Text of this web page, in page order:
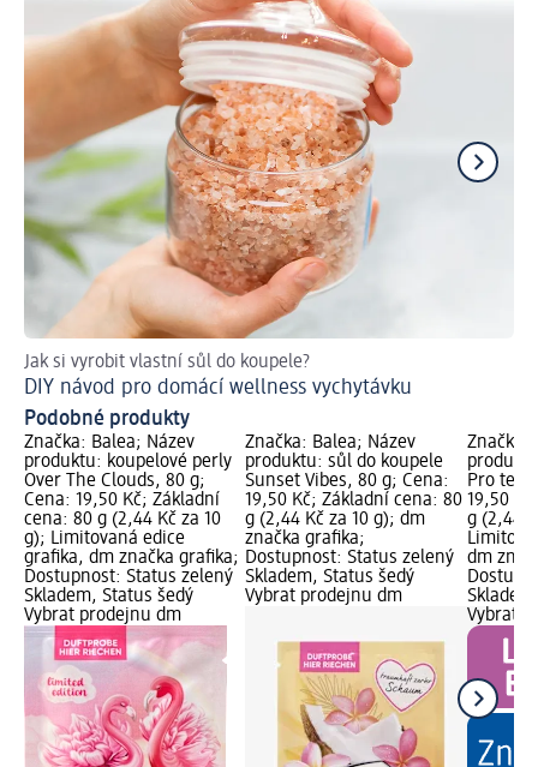
Jak si vyrobit vlastní sůl do koupele?
DIY návod pro domácí wellness vychytávku
Podobné produkty
Značka: Balea; Název
produktu: koupelové perly
Over The Clouds, 80 g;
Cena: 19,50 Kč; Základní
cena: 80 g (2,44 Kč za 10
g); Limitovaná edice
grafika, dm značka grafika;
Dostupnost: Status zelený
Skladem, Status šedý
Vybrat prodejnu dm
Značka: Balea; Název
produktu: sůl do koupele
Sunset Vibes, 80 g; Cena:
19,50 Kč; Základní cena: 80
g (2,44 Kč za 10 g); dm
značka grafika;
Dostupnost: Status zelený
Skladem, Status šedý
Vybrat prodejnu dm
Značka:
Pro
19,50
g (2,44
dm
Vybrat